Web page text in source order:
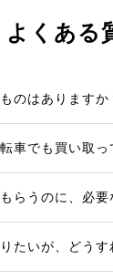
よくある
のはありますか
車でも買い取っ
らうのに、必要
たいが、どうす